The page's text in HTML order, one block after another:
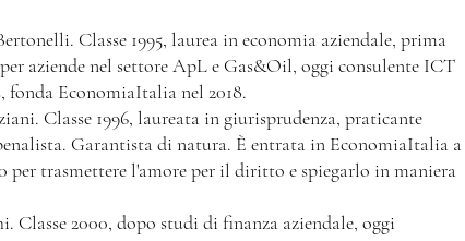
Classe 1995, laurea in economia aziendale, prima
aziende nel settore ApL e Gas&Oil, oggi consulente ICT
fonda EconomiaItalia nel 2018.
Classe 1996, laureata in giurisprudenza, praticante
Garantista di natura. È entrata in EconomiaItalia a
per trasmettere l'amore per il diritto e spiegarlo in maniera
Classe 2000, dopo studi di finanza aziendale, oggi